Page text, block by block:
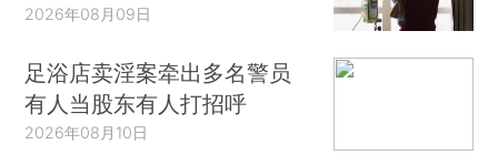
2026年08月09日
足浴店卖淫案牵出多名警员
有人当股东有人打招呼
2026年08月10日